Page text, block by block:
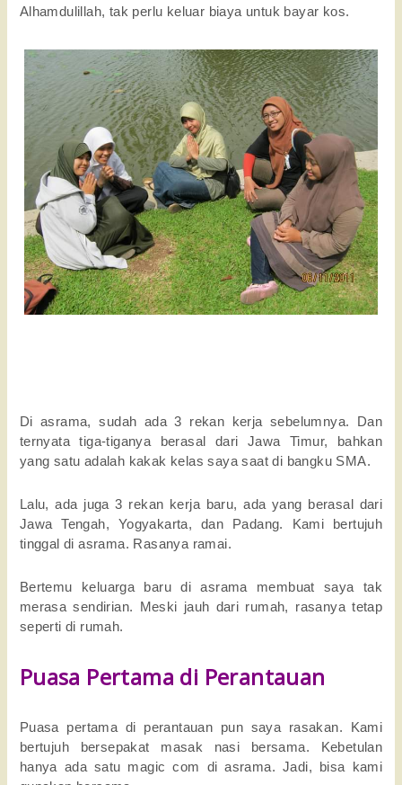
Alhamdulillah, tak perlu keluar biaya untuk bayar kos.
Di asrama, sudah ada 3 rekan kerja sebelumnya. Dan
ternyata tiga-tiganya berasal dari Jawa Timur, bahkan
yang satu adalah kakak kelas saya saat di bangku SMA.
Lalu, ada juga 3 rekan kerja baru, ada yang berasal dari
Jawa Tengah, Yogyakarta, dan Padang. Kami bertujuh
tinggal di asrama. Rasanya ramai.
Bertemu keluarga baru di asrama membuat saya tak
merasa sendirian. Meski jauh dari rumah, rasanya tetap
seperti di rumah.
Puasa Pertama di Perantauan
Puasa pertama di perantauan pun saya rasakan. Kami
bertujuh bersepakat masak nasi bersama. Kebetulan
hanya ada satu magic com di asrama. Jadi, bisa kami